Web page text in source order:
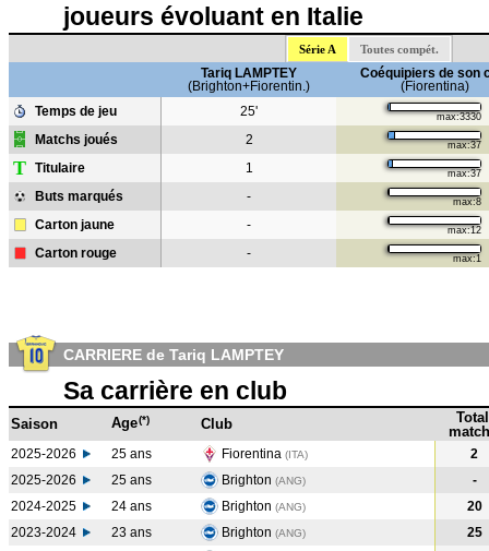
joueurs évoluant en Italie
Série A Toutes compét.
Tariq LAMPTEY
(Brighton+Fiorentin.)
Coéquipiers de son
(Fiorentina)
Temps de jeu
25' max:3330
Matchs joués 2 max:37
T Titulaire 1 max:37
Buts marqués - max:8
Carton jaune - max:12
Carton rouge - max:1
CARRIERE de Tariq LAMPTEY
Sa carrière en club
Saison Age(*) Club
Total
2025-2026 25 ans Fiorentina (ITA)
2
2025-2026
25 ans Brighton (ANG)
-
2024-2025
24 ans Brighton (ANG)
20
2023-2024
23 ans Brighton (ANG) 25